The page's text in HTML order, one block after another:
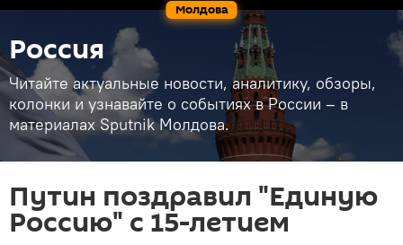
Молдова
Россия
Читайте актуальные новости, аналитику, обзоры,
колонки и узнавайте о событиях в России – в
материалах Sputnik Молдова.
Путин поздравил "Единую
Россию" с 15-летием